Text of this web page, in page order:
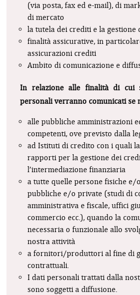
(via posta, fax ed e-mail), di
di mercato
la tutela dei crediti e la gestione
finalità assicurative, in
assicurazioni crediti
Ambito di comunicazione e
In relazione alle finalità di cui
personali verranno comunicati se
alle pubbliche amministrazioni
competenti, ove previsto dalla
ad Istituti di credito con i quali
rapporti per la gestione dei
l’intermediazione finanziaria
a tutte quelle persone fisiche e/
pubbliche e/o private (studi di
amministrativa e fiscale, uffici
commercio ecc.), quando la
necessaria o funzionale allo
nostra attività
a fornitori/produttori al fine di
contrattuali.
I dati personali trattati dalla
sono soggetti a diffusione.